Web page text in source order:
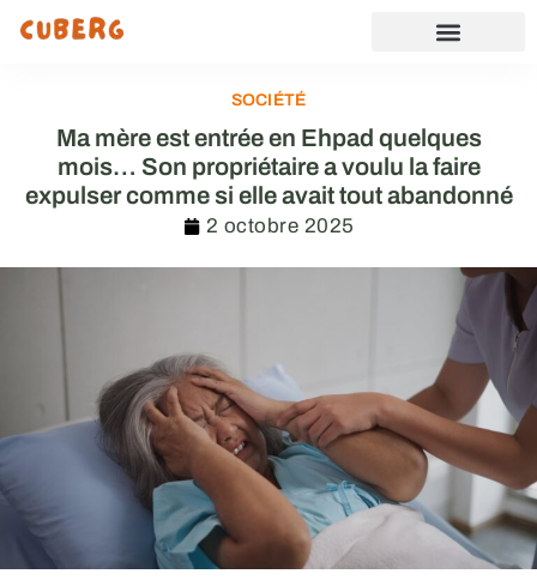
SOCIÉTÉ
Ma mère est entrée en Ehpad quelques
mois… Son propriétaire a voulu la faire
expulser comme si elle avait tout abandonné
2 octobre 2025